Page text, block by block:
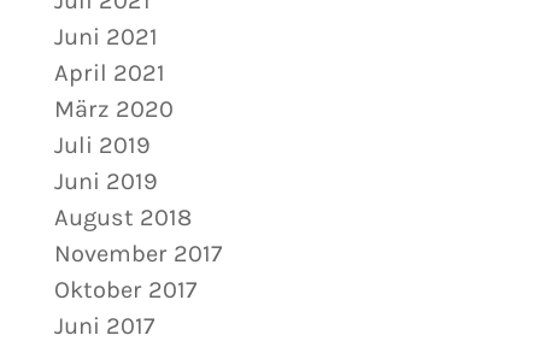
Juni 2021
April 2021
März 2020
Juli 2019
Juni 2019
August 2018
November 2017
Oktober 2017
Juni 2017